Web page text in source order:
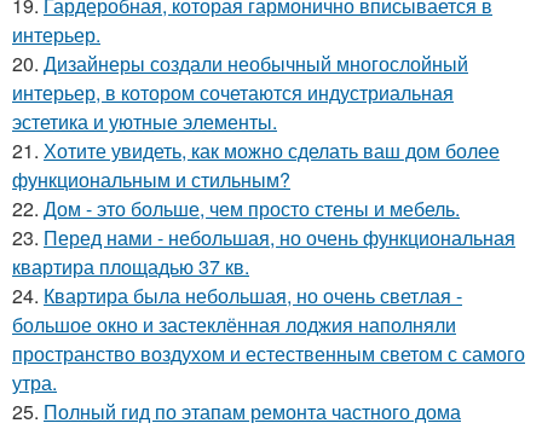
интерьер.
20. Дизайнеры создали необычный многослойный
интерьер, в котором сочетаются индустриальная
эстетика и уютные элементы.
21. Хотите увидеть, как можно сделать ваш дом более
функциональным и стильным?
22. Дом - это больше, чем просто стены и мебель.
23. Перед нами - небольшая, но очень функциональная
квартира площадью 37 кв.
24. Квартира была небольшая, но очень светлая -
большое окно и застеклённая лоджия наполняли
пространство воздухом и естественным светом с самого
утра.
25. Полный гид по этапам ремонта частного дома